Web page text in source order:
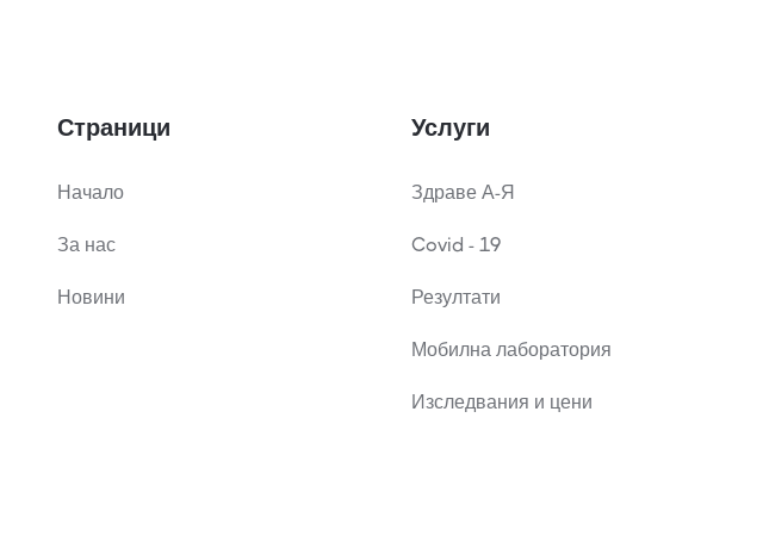
Страници
Начало
За нас
Новини
Услуги
Здраве А-Я
Covid - 19
Резултати
Мобилна лаборатория
Изследвания и цени